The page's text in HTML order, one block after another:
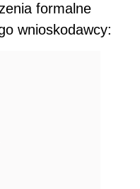
formalne
wnioskodawcy: